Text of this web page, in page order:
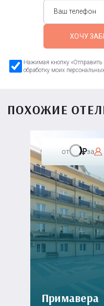
ХОЧУ
Нажимая кнопку «Отправить
обработку моих
ПОХОЖИЕ
от за
Примавера